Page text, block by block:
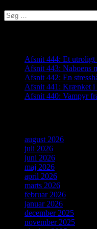
Søg
efter:
Afsnit 444: Et utroligt
Afsnit 443: Naboens
Afsnit 442: En
Afsnit 441: Krænket i
Afsnit 440: Vampyr
august 2026
juli 2026
juni 2026
maj 2026
april 2026
marts 2026
februar 2026
januar 2026
december 2025
november 2025